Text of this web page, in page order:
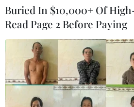
Phần thi điều lệnh của các đơn vị.
Buried In $10,000+ Of
Read Page 2 Before Paying